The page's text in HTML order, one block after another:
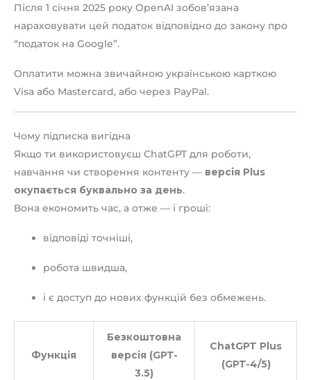
Після 1 січня 2025 року OpenAI зобов’язана
нараховувати цей податок відповідно до закону про
“податок на Google”.
Оплатити можна звичайною українською карткою
Visa або Mastercard, або через PayPal.
Чому підписка вигідна
Якщо ти використовуєш ChatGPT для роботи,
навчання чи створення контенту — версія Plus
окупається буквально за день.
Вона економить час, а отже — і гроші:
відповіді точніші,
робота швидша,
і є доступ до нових функцій без обмежень.
Функція
Безкоштовна
версія (GPT-
3.5)
ChatGPT Plus
(GPT-4/5)